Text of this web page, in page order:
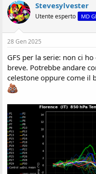
Stevesylvester
Utente esperto MD
28 Gen 2025
GFS per la serie: non ci
breve. Potrebbe andare
celestone oppure come il